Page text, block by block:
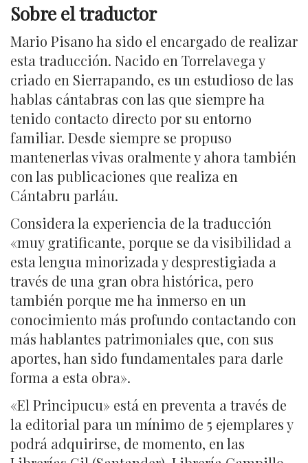
Sobre el traductor
Mario Pisano ha sido el encargado de realizar
esta traducción. Nacido en Torrelavega y
criado en Sierrapando, es un estudioso de las
hablas cántabras con las que siempre ha
tenido contacto directo por su entorno
familiar. Desde siempre se propuso
mantenerlas vivas oralmente y ahora también
con las publicaciones que realiza en
Cántabru parláu.
Considera la experiencia de la traducción
«muy gratificante, porque se da visibilidad a
esta lengua minorizada y desprestigiada a
través de una gran obra histórica, pero
también porque me ha inmerso en un
conocimiento más profundo contactando con
más hablantes patrimoniales que, con sus
aportes, han sido fundamentales para darle
forma a esta obra».
«El Principucu» está en preventa a través de
la editorial para un mínimo de 5 ejemplares y
podrá adquirirse, de momento, en las